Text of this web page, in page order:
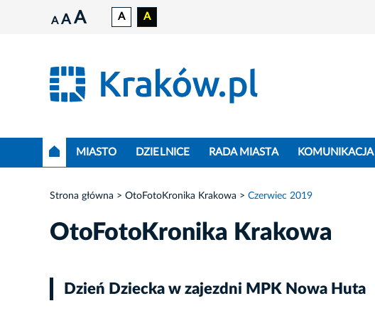
A A A A A
MIASTO DZIELNICE RADA MIASTA KOMUNIKACJA
Strona główna OtoFotoKronika Krakowa Czerwiec 2019
OtoFotoKronika Krakowa
Dzień Dziecka w zajezdni MPK Nowa Huta